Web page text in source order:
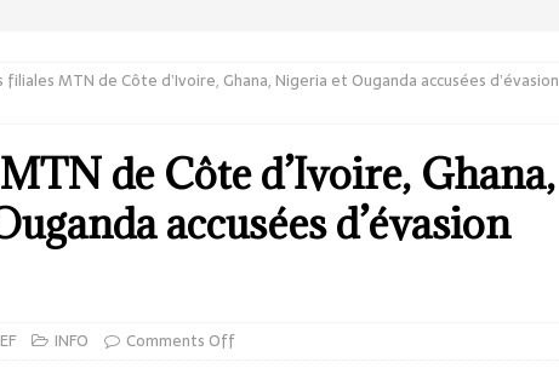
filiales MTN de Côte d’Ivoire, Ghana, Nigeria et Ouganda accusées d’évasion
de Côte d’Ivoire, Ghana,
accusées d’évasion
INFO Comments Off